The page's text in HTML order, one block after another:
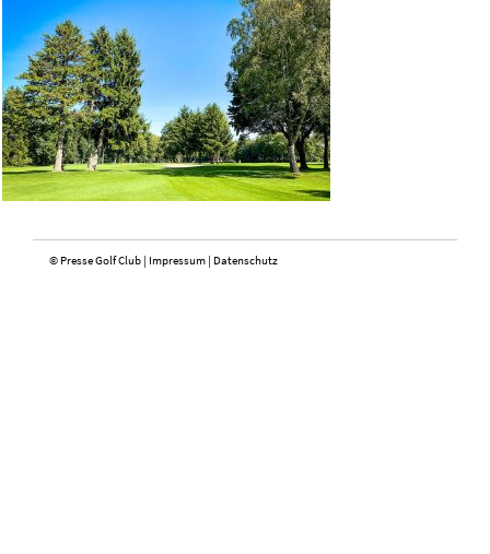
© Presse Golf Club | Impressum | Datenschutz